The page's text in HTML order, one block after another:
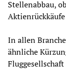
Stellenabbau,
In allen
ähnliche